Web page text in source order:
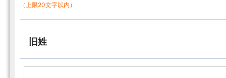
（上限20文字以内）
旧姓